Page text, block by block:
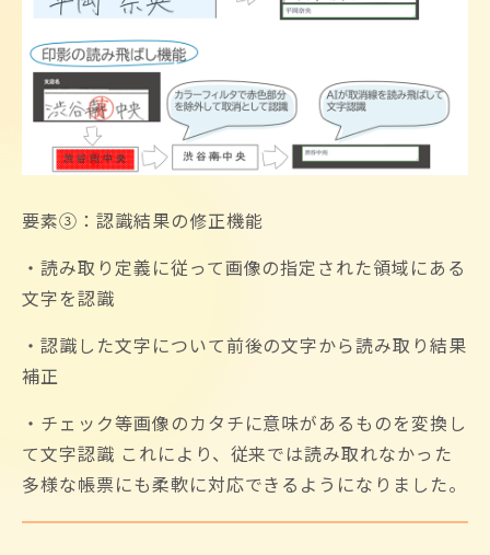
要素③：認識結果の修正機能
・読み取り定義に従って画像の指定された領域にある
文字を認識
・認識した文字について前後の文字から読み取り結果
補正
・チェック等画像のカタチに意味があるものを変換し
て文字認識 これにより、従来では読み取れなかった
多様な帳票にも柔軟に対応できるようになりました。